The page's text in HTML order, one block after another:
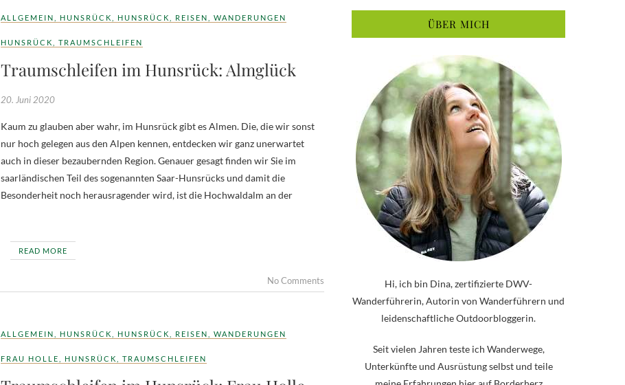
ALLGEMEIN HUNSRÜCK HUNSRÜCK REISEN WANDERUNGEN
HUNSRÜCK TRAUMSCHLEIFEN
Traumschleifen im Hunsrück: Almglück
20. Juni 2020
Kaum zu glauben aber wahr, im Hunsrück gibt es Almen. Die, die wir sonst
nur hoch gelegen aus den Alpen kennen, entdecken wir ganz unerwartet
auch in dieser bezaubernden Region. Genauer gesagt finden wir Sie im
saarländischen Teil des sogenannten Saar-Hunsrücks und damit die
Besonderheit noch herausragender wird, ist die Hochwaldalm an der
READ MORE
No Comments
ALLGEMEIN HUNSRÜCK HUNSRÜCK REISEN WANDERUNGEN
FRAU HOLLE HUNSRÜCK TRAUMSCHLEIFEN
ÜBER MICH
Hi, ich bin Dina, zertifizierte DWV-
Wanderführerin, Autorin von Wanderführern und
leidenschaftliche Outdoorbloggerin.
Seit vielen Jahren teste ich Wanderwege,
Unterkünfte und Ausrüstung selbst und teile